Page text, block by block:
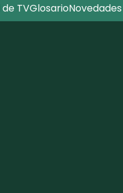
TVGlosarioNovedades